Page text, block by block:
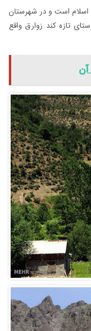
است و در شهرستان
تازه کند زوارق واقع